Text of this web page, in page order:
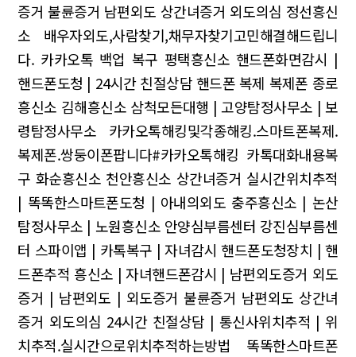
증거 불륜증거 남편외도 상간녀증거 외도의심 정선흥신
소
배우자외도,사람찾기,채무자찾기고민해결해드립니
다. 카카오톡 백업 복구 평택흥신소 핸드폰화면감시 |
핸드폰도청 | 24시간 친절상담핸드폰 복제 복제폰 종로
흥신소 김해흥신소 삼척모든대행 | 고양탐정사무소 | 보
령탐정사무소
카카오톡해킹및각종해킹.스마트폰복제.
복제폰.쌍둥이폰팝니다#카카오톡해킹 카톡대화내용복
구 화순흥신소 천안흥신소 상간녀증거 실시간위치추적
| 똑똑한스마트폰도청 | 아내의외도 충주흥신소 | 논산
탐정사무소 | 노원흥신소 안양심부름센터 강진심부름센
터 스파이앱 | 카톡복구 | 자녀감시 핸드폰도청장치 | 핸
드폰추적 흥신소 | 자녀핸드폰감시 | 남편외도증거 외도
증거 | 남편외도 | 외도증거 불륜증거 남편외도 상간녀
증거 외도의심 24시간 친절상담 | 통신사위치추적 | 위
치추적.실시간으로위치추적하는방법
똑똑한스마트폰